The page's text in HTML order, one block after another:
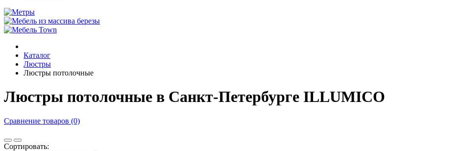
Каталог
Люстры
Люстры потолочные
Люстры потолочные в Санкт-Петербурге ILLUMICO
Сравнение товаров (0)
Сортировать: